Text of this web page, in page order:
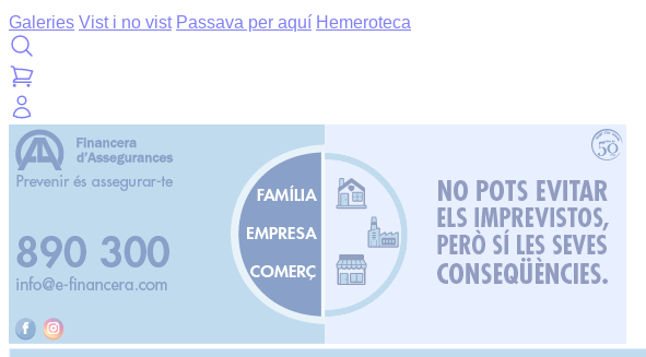
Galeries Vist i no vist Passava per aquí Hemeroteca